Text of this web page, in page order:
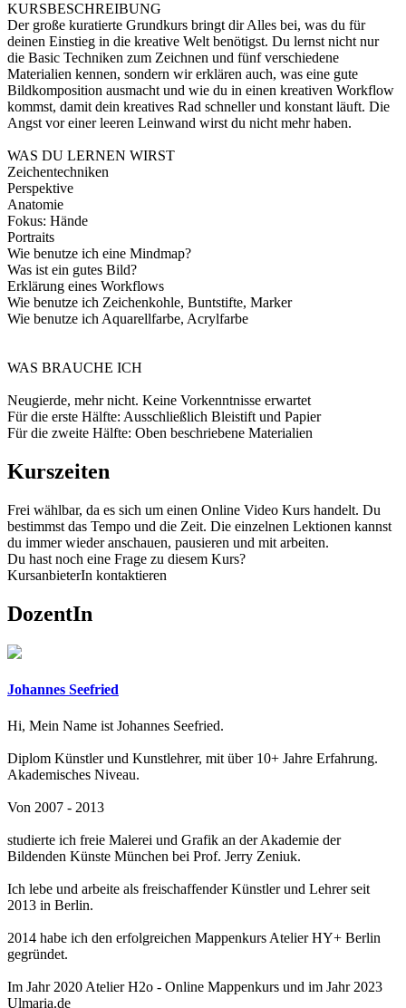
KURSBESCHREIBUNG
Der große kuratierte Grundkurs bringt dir Alles bei, was du für
deinen Einstieg in die kreative Welt benötigst. Du lernst nicht nur
die Basic Techniken zum Zeichnen und fünf verschiedene
Materialien kennen, sondern wir erklären auch, was eine gute
Bildkomposition ausmacht und wie du in einen kreativen Workflow
kommst, damit dein kreatives Rad schneller und konstant läuft. Die
Angst vor einer leeren Leinwand wirst du nicht mehr haben.
WAS DU LERNEN WIRST
Zeichentechniken
Perspektive
Anatomie
Fokus: Hände
Portraits
Wie benutze ich eine Mindmap?
Was ist ein gutes Bild?
Erklärung eines Workflows
Wie benutze ich Zeichenkohle, Buntstifte, Marker
Wie benutze ich Aquarellfarbe, Acrylfarbe
WAS BRAUCHE ICH
Neugierde, mehr nicht. Keine Vorkenntnisse erwartet
Für die erste Hälfte: Ausschließlich Bleistift und Papier
Für die zweite Hälfte: Oben beschriebene Materialien
Kurszeiten
Frei wählbar, da es sich um einen Online Video Kurs handelt. Du
bestimmst das Tempo und die Zeit. Die einzelnen Lektionen kannst
du immer wieder anschauen, pausieren und mit arbeiten.
Du hast noch eine Frage zu diesem Kurs?
KursanbieterIn kontaktieren
DozentIn
Johannes Seefried
Hi, Mein Name ist Johannes Seefried.
Diplom Künstler und Kunstlehrer, mit über 10+ Jahre Erfahrung.
Akademisches Niveau.
Von 2007 - 2013
studierte ich freie Malerei und Grafik an der Akademie der
Bildenden Künste München bei Prof. Jerry Zeniuk.
Ich lebe und arbeite als freischaffender Künstler und Lehrer seit
2013 in Berlin.
2014 habe ich den erfolgreichen Mappenkurs Atelier HY+ Berlin
gegründet.
Im Jahr 2020 Atelier H2o - Online Mappenkurs und im Jahr 2023
Ulmaria.de